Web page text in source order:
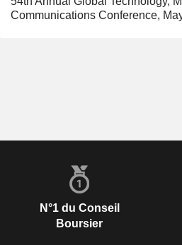
Communications Conference,
N°1 du Conseil
Boursier